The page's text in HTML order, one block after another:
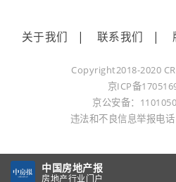
的第九子。
这块地的成交楼板价也超过
成为杨浦定海社区新的单价“地
根据出让资料显示，该地块
距离黄浦江仅约500米。在业
高层住宅或能一览江景。
关于我们 | 联系我们 |
Copyright2018-2020
京ICP备
京公安备：
违法和不良信息举报电
中国房地产报
房地产行业门户